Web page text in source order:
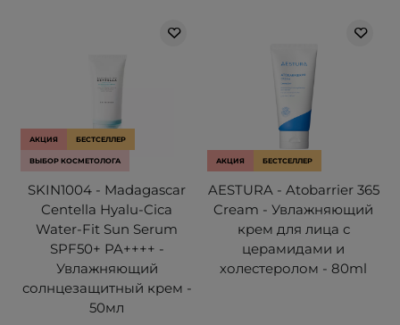
АКЦИЯ БЕСТСЕЛЛЕР
ВЫБОР КОСМЕТОЛОГА
SKIN1004 - Madagascar
Centella Hyalu-Cica
Water-Fit Sun Serum
SPF50+ PA++++ -
Увлажняющий
солнцезащитный крем -
50мл
АКЦИЯ БЕСТСЕЛЛЕР
AESTURA - Atobarrier 365
Cream - Увлажняющий
крем для лица с
церамидами и
холестеролом - 80ml